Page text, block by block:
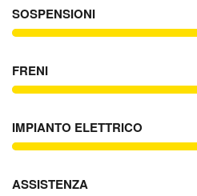
SOSPENSIONI
FRENI
IMPIANTO ELETTRICO
ASSISTENZA